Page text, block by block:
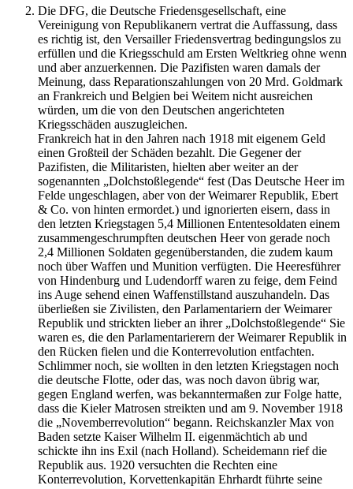
Die DFG, die Deutsche Friedensgesellschaft, eine
Vereinigung von Republikanern vertrat die Auffassung, dass
es richtig ist, den Versailler Friedensvertrag bedingungslos zu
erfüllen und die Kriegsschuld am Ersten Weltkrieg ohne wenn
und aber anzuerkennen. Die Pazifisten waren damals der
Meinung, dass Reparationszahlungen von 20 Mrd. Goldmark
an Frankreich und Belgien bei Weitem nicht ausreichen
würden, um die von den Deutschen angerichteten
Kriegsschäden auszugleichen.
Frankreich hat in den Jahren nach 1918 mit eigenem Geld
einen Großteil der Schäden bezahlt. Die Gegener der
Pazifisten, die Militaristen, hielten aber weiter an der
sogenannten
Dolchstoßlegende
fest (Das Deutsche Heer im
Felde ungeschlagen, aber von der Weimarer Republik, Ebert
& Co. von hinten ermordet.) und ignorierten eisern, dass in
den letzten Kriegstagen 5,4 Millionen Ententesoldaten einem
zusammengeschrumpften deutschen Heer von gerade noch
2,4 Millionen Soldaten gegenüberstanden, die zudem kaum
noch über Waffen und Munition verfügten. Die Heeresführer
von Hindenburg und Ludendorff waren zu feige, dem Feind
ins Auge sehend einen Waffenstillstand auszuhandeln. Das
überließen sie Zivilisten, den Parlamentariern der Weimarer
Republik und strickten lieber an ihrer Dolchstoßlegende
Sie
waren es, die den Parlamentarierern der Weimarer Republik in
den Rücken fielen und die Konterrevolution entfachten.
Schlimmer noch, sie wollten in den letzten Kriegstagen noch
die deutsche Flotte, oder das, was noch davon übrig war,
gegen England werfen, was bekanntermaßen zur Folge hatte,
dass die Kieler Matrosen streikten und am 9. November 1918
die
Novemberrevolution
begann. Reichskanzler Max von
Baden setzte Kaiser Wilhelm II. eigenmächtich ab und
schickte ihn ins Exil (nach Holland). Scheidemann rief die
Republik aus. 1920 versuchten die Rechten eine
Konterrevolution, Korvettenkapitän Ehrhardt führte seine